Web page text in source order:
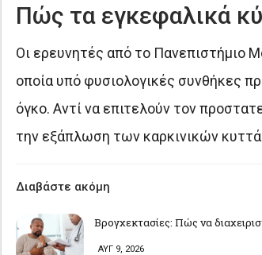
Πώς τα εγκεφαλικά
Οι ερευνητές από το Πανεπιστήμιο
οποία υπό φυσιολογικές συνθήκες
όγκο. Αντί να επιτελούν τον
την εξάπλωση των καρκινικών
Διαβάστε ακόμη
Βρογχεκτασίες: Πώς να
ΑΥΓ 9, 2026